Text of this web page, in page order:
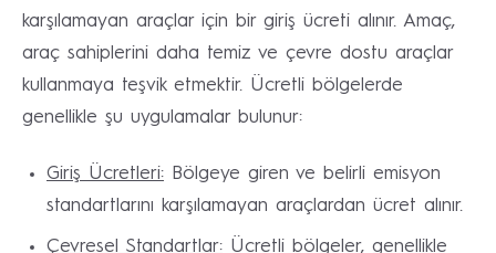
karşılamayan araçlar için bir giriş ücreti alınır. Amaç,
araç sahiplerini daha temiz ve çevre dostu araçlar
kullanmaya teşvik etmektir. Ücretli bölgelerde
genellikle şu uygulamalar bulunur:
Giriş Ücretleri: Bölgeye giren ve belirli emisyon
standartlarını karşılamayan araçlardan ücret alınır.
Çevresel Standartlar: Ücretli bölgeler, genellikle